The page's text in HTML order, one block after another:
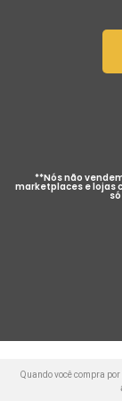
**Nós não
marketplaces e lojas
Quando você compra